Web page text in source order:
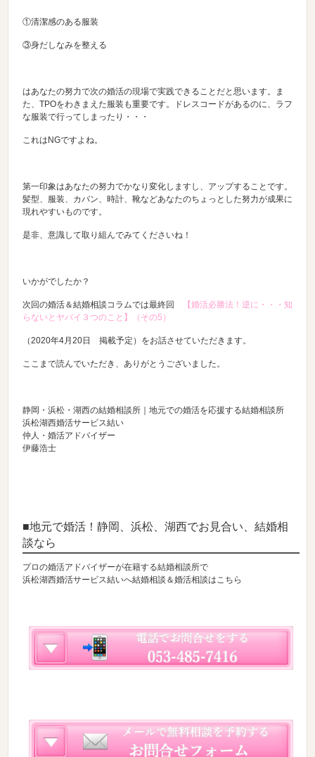
①清潔感のある服装
③身だしなみを整える
はあなたの努力で次の婚活の現場で実践できることだと思います。ま
た、TPOをわきまえた服装も重要です。ドレスコードがあるのに、ラフ
な服装で行ってしまったり・・・
これはNGですよね。
第一印象はあなたの努力でかなり変化しますし、アップすることです。
髪型、服装、カバン、時計、靴などあなたのちょっとした努力が成果に
現れやすいものです。
是非、意識して取り組んでみてくださいね！
いかがでしたか？
次回の婚活＆結婚相談コラムでは最終回
【婚活必勝法！逆に・・・知
らないとヤバイ３つのこと】（その5）
（2020年4月20日 掲載予定）をお話させていただきます。
ここまで読んでいただき、ありがとうございました。
静岡・浜松・湖西の結婚相談所｜地元での婚活を応援する結婚相談所
浜松湖西婚活サービス結い
仲人・婚活アドバイザー
伊藤浩士
■地元で婚活！静岡、浜松、湖西でお見合い、結婚相
談なら
プロの婚活アドバイザーが在籍する結婚相談所で
浜松湖西婚活サービス結いへ結婚相談＆婚活相談はこちら